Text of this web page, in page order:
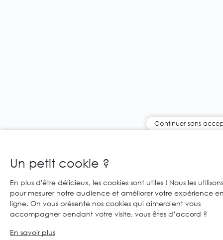
Continuer sans
Un petit cookie ?
En plus d'être délicieux, les cookies sont utiles ! Nous les utilisons
pour mesurer notre audience et améliorer votre expérience
ligne. On vous présente nos cookies qui aimeraient vous
accompagner pendant votre visite, vous êtes d’accord ?
En savoir plus